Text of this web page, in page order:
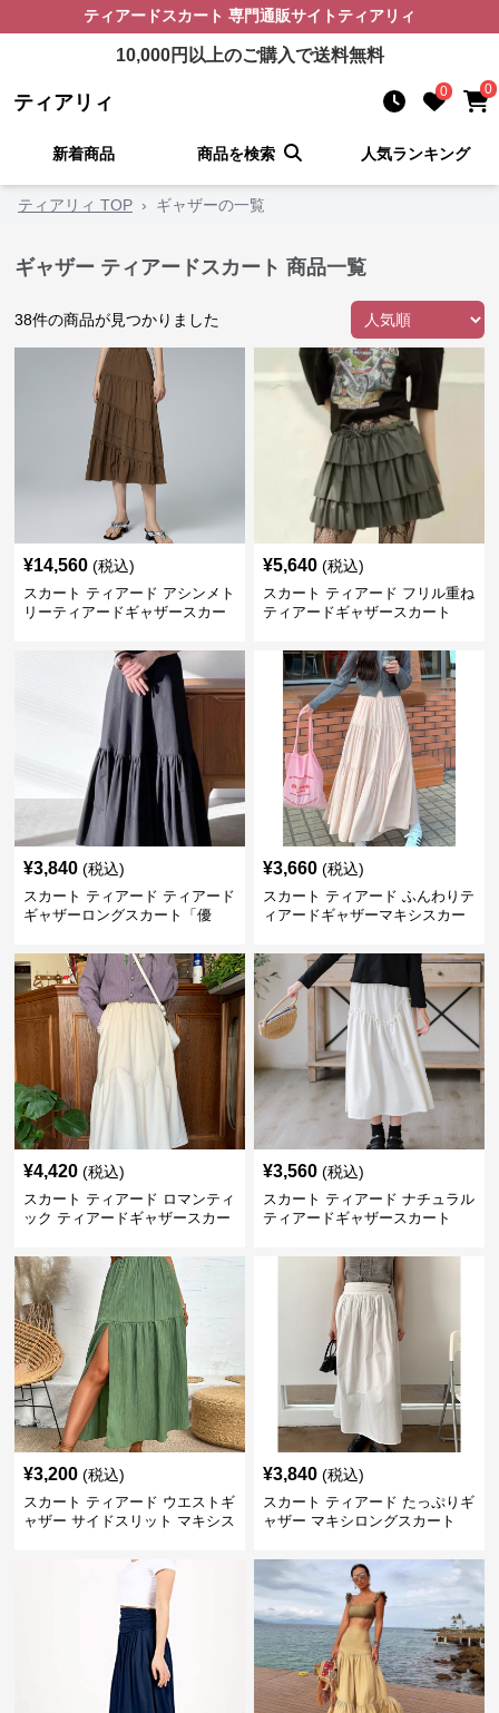
ティアードスカート 専門通販サイト ティアリィ
10,000円以上のご購入で送料無料
ティアリィ 0 0
新着商品 商品を検索 人気ランキング
ティアリィ TOP › ギャザーの一覧
ギャザー ティアードスカート 商品一覧
38件の商品が見つかりました
¥14,560 (税込)
スカート ティアード アシンメト
リーティアードギャザースカー
¥5,640 (税込)
スカート ティアード フリル重ね
ティアードギャザースカート
¥3,840 (税込)
スカート ティアード ティアード
ギャザーロングスカート「優
¥3,660 (税込)
スカート ティアード ふんわりテ
ィアードギャザーマキシスカー
¥4,420 (税込)
スカート ティアード ロマンティ
ック ティアードギャザースカー
¥3,560 (税込)
スカート ティアード ナチュラル
ティアードギャザースカート
¥3,200 (税込)
スカート ティアード ウエストギ
ャザー サイドスリット マキシス
¥3,840 (税込)
スカート ティアード たっぷりギ
ャザー マキシロングスカート